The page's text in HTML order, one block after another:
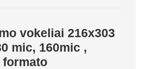
vokeliai 216x303
mic, 160mic ,
formato